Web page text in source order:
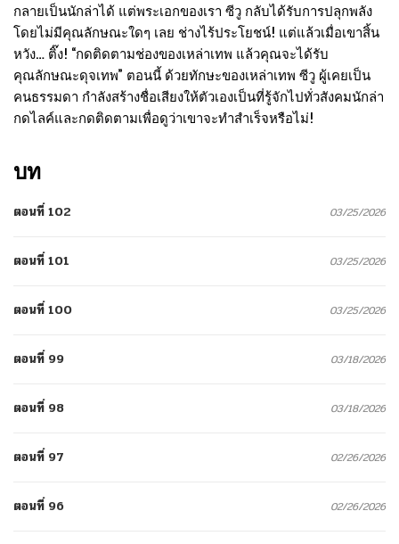
กลายเป็นนักล่าได้ แต่พระเอกของเรา ซีวู กลับได้รับการปลุกพลัง
โดยไม่มีคุณลักษณะใดๆ เลย ช่างไร้ประโยชน์! แต่แล้วเมื่อเขาสิ้น
หวัง… ติ๊ง! “กดติดตามช่องของเหล่าเทพ แล้วคุณจะได้รับ
คุณลักษณะดุจเทพ” ตอนนี้ ด้วยทักษะของเหล่าเทพ ซีวู ผู้เคยเป็น
คนธรรมดา กำลังสร้างชื่อเสียงให้ตัวเองเป็นที่รู้จักไปทั่วสังคมนักล่า
กดไลค์และกดติดตามเพื่อดูว่าเขาจะทำสำเร็จหรือไม่!
บท
ตอนที่ 102 03/25/2026
ตอนที่ 101 03/25/2026
ตอนที่ 100 03/25/2026
ตอนที่ 99 03/18/2026
ตอนที่ 98 03/18/2026
ตอนที่ 97 02/26/2026
ตอนที่ 96 02/26/2026